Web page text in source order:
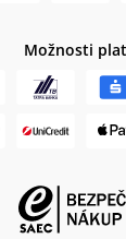
Možnosti